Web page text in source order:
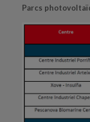
Parcs